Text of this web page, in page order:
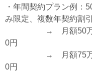
・年間契約プラン例：
み限定、複数年契約割引
→ 月額50万円（
0円
→ 月額75万円（
0円